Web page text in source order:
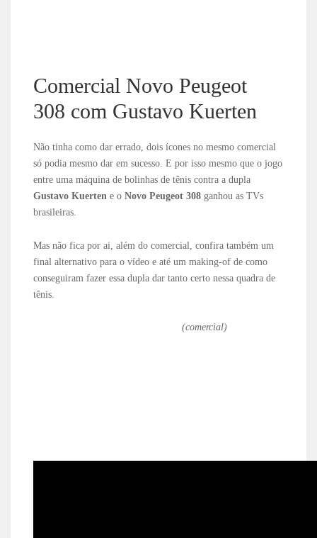
Comercial Novo Peugeot
308 com Gustavo Kuerten
Não tinha como dar errado, dois ícones no mesmo comercial
só podia mesmo dar em sucesso. E por isso mesmo que o jogo
entre uma máquina de bolinhas de tênis contra a dupla
Gustavo Kuerten e o Novo Peugeot 308 ganhou as TVs
brasileiras.
Mas não fica por ai, além do comercial, confira também um
final alternativo para o vídeo e até um making-of de como
conseguiram fazer essa dupla dar tanto certo nessa quadra de
tênis.
(comercial)